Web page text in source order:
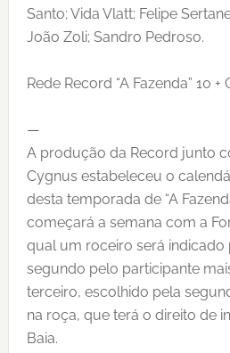
Santo; Vida Vlatt; Felipe
João Zoli; Sandro Pedroso.
Rede Record “A Fazenda” 10 +
—
A produção da Record junto
Cygnus estabeleceu o
desta temporada de “A
começará a semana com a
qual um roceiro será indicado
segundo pelo participante
terceiro, escolhido pela
na roça, que terá o direito de
Baia.